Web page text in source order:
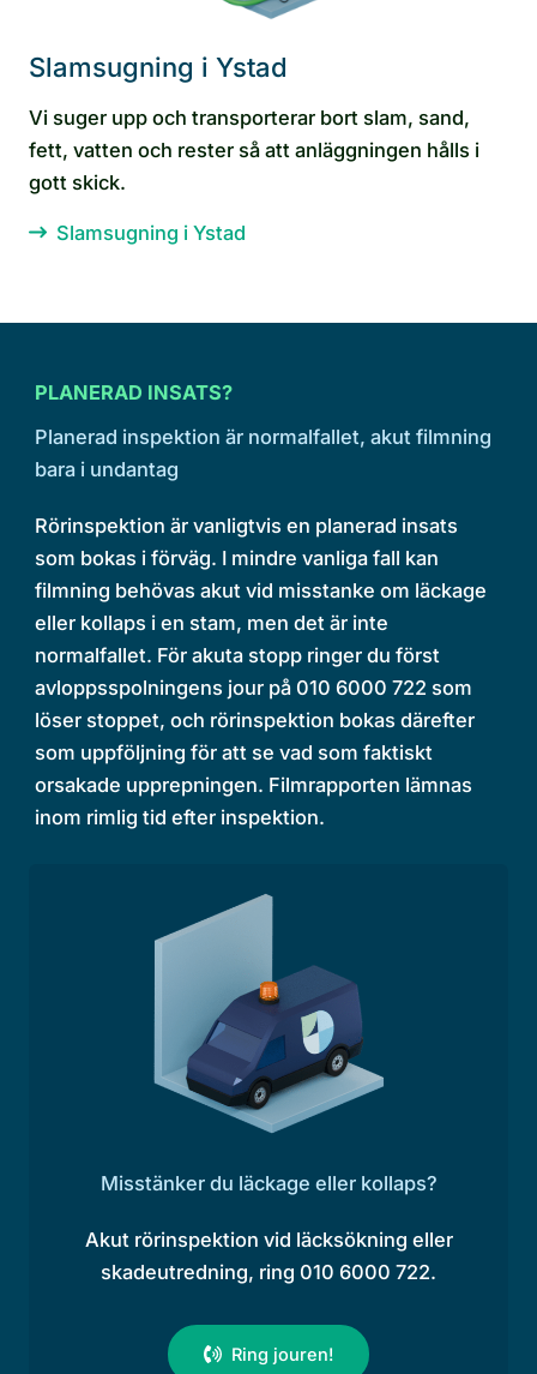
Slamsugning i Ystad
Vi suger upp och transporterar bort slam, sand,
fett, vatten och rester så att anläggningen hålls i
gott skick.
Slamsugning i Ystad
PLANERAD INSATS?
Planerad inspektion är normalfallet, akut filmning
bara i undantag
Rörinspektion är vanligtvis en planerad insats
som bokas i förväg. I mindre vanliga fall kan
filmning behövas akut vid misstanke om läckage
eller kollaps i en stam, men det är inte
normalfallet. För akuta stopp ringer du först
avloppsspolningens jour på 010 6000 722 som
löser stoppet, och rörinspektion bokas därefter
som uppföljning för att se vad som faktiskt
orsakade upprepningen. Filmrapporten lämnas
inom rimlig tid efter inspektion.
Misstänker du läckage eller kollaps?
Akut rörinspektion vid läcksökning eller
skadeutredning, ring 010 6000 722.
Ring jouren!